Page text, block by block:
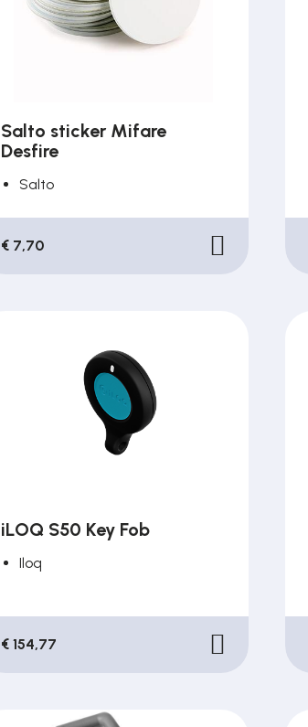
Salto sticker Mifare
Desfire
Salto
€ 7,70
iLOQ S50 Key Fob
Iloq
€ 154,77